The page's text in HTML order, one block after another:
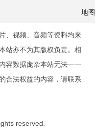
地图
、视频、音频等资料均来
站亦不为其版权负责。相
容数据庞杂本站无法一一
合法权益的内容，请联系
reserved.